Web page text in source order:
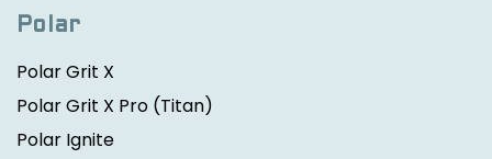
Polar
Polar Grit X
Polar Grit X Pro (Titan)
Polar Ignite